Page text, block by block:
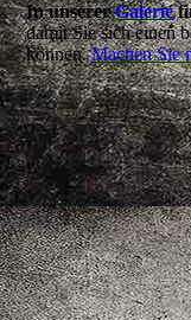
In unsererGalerie
damit Sie sich einen
können.Machen Sie